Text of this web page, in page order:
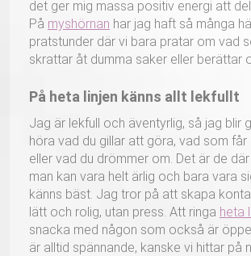
det ger mig massa positiv energi att
På myshörnan har jag haft så många
pratstunder där vi bara pratar om vad
skrattar åt dumma saker eller berättar
På heta linjen känns allt lekfullt
Jag är lekfull och äventyrlig, så jag blir
höra vad du gillar att göra, vad som
eller vad du drömmer om. Det är de
man kan vara helt ärlig och bara vara
känns bäst. Jag tror på att skapa
lätt och rolig, utan press. Att ringa heta
snacka med någon som också är
är alltid spännande, kanske vi hittar på